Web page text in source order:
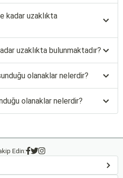
kadar uzaklıkta
uzaklıkta bulunmaktadır?
olanaklar nelerdir?
olanaklar nelerdir?
Edin: